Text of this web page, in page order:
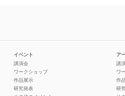
イベント
講演会
ワークショップ
作品展示
研究発表
ア
講
ワ
作
研